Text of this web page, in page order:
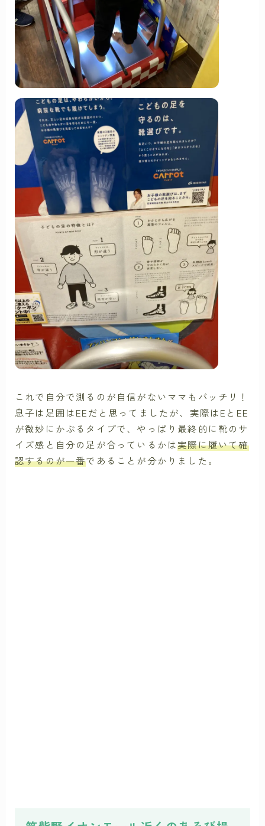
これで自分で測るのが自信がないママもバッチリ！
息子は足囲はEEだと思ってましたが、実際はEとEE
が微妙にかぶるタイプで、やっぱり最終的に靴のサ
イズ感と自分の足が合っているかは実際に履いて確
認するのが一番であることが分かりました。